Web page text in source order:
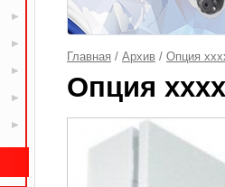
Главная / Архив / Опция
Опция